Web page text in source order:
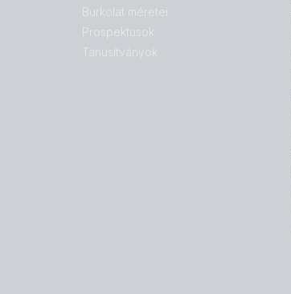
Burkolat méretei
Prospektusok
Tanúsítványok